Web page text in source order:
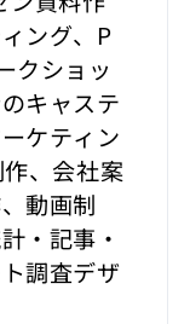
ング、P
クショッ
キャステ
ケティン
、会社案
動画制
・記事・
調査デザ